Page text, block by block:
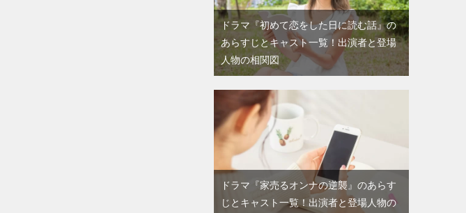
ドラマ『初めて恋をした日に読む話』の
あらすじとキャスト一覧！出演者と登場
人物の相関図
ドラマ『家売るオンナの逆襲』のあらす
じとキャスト一覧！出演者と登場人物の